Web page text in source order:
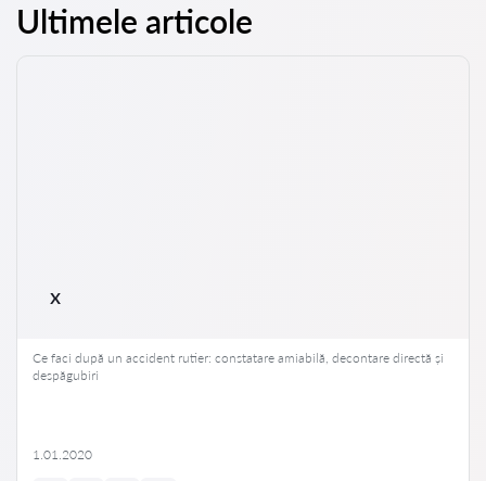
Ultimele articole
x
Ce faci după un accident rutier: constatare amiabilă, decontare directă și
despăgubiri
1.01.2020